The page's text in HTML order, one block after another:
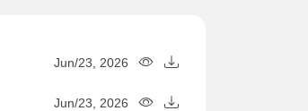
Jun/23, 2026
Jun/23, 2026